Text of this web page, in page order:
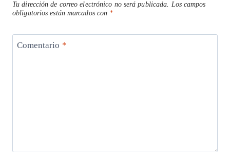
Tu dirección de correo electrónico no será publicada. Los campos
obligatorios están marcados con *
Comentario *